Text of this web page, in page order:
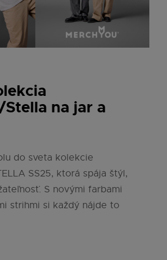
na jar a
do sveta kolekcie
SS25, ktorá spája štýl,
S novými farbami
strihmi si každý nájde to